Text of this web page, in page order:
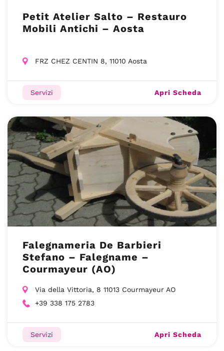
Petit Atelier Salto – Restauro
Mobili Antichi – Aosta
FRZ CHEZ CENTIN 8, 11010 Aosta
Servizi Apri Scheda
Falegnameria De Barbieri
Stefano – Falegname –
Courmayeur (AO)
Via della Vittoria, 8 11013 Courmayeur AO
+39 338 175 2783
Servizi Apri Scheda